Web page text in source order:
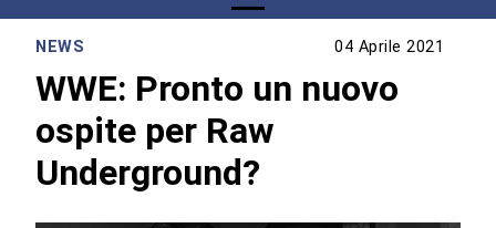
NEWS 04 Aprile 2021
WWE: Pronto un nuovo
ospite per Raw
Underground?